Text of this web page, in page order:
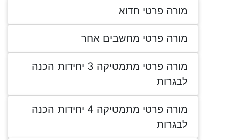
מורה פרטי חדוא
מורה פרטי מחשבים אחר
מורה פרטי מתמטיקה 3 יחידות הכנה
לבגרות
מורה פרטי מתמטיקה 4 יחידות הכנה
לבגרות